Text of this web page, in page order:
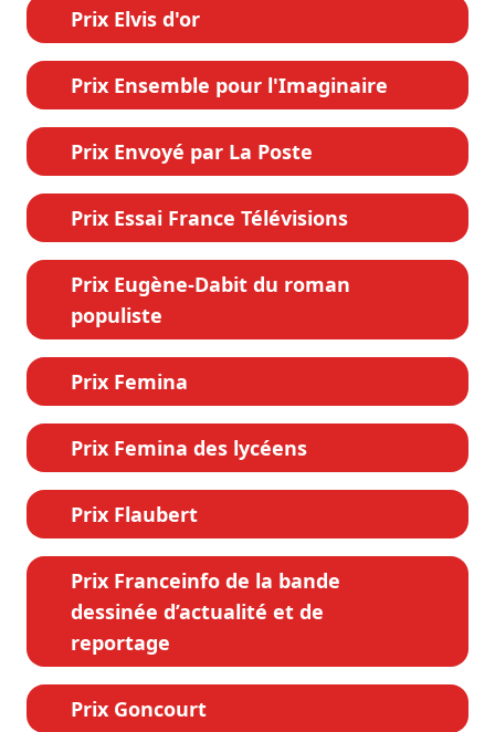
Prix Elvis d'or
Prix Ensemble pour l'Imaginaire
Prix Envoyé par La Poste
Prix Essai France Télévisions
Prix Eugène-Dabit du roman
populiste
Prix Femina
Prix Femina des lycéens
Prix Flaubert
Prix Franceinfo de la bande
dessinée d’actualité et de
reportage
Prix Goncourt